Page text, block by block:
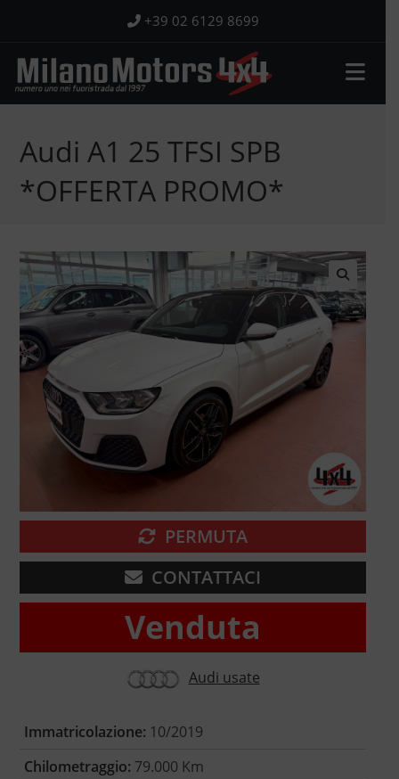
contenuto
+39 02 6129 8699
Audi A1 25 TFSI SPB
*OFFERTA PROMO*
🔍
PERMUTA
CONTATTACI
Venduta
Audi usate
Immatricolazione: 10/2019
Chilometraggio: 79.000 Km